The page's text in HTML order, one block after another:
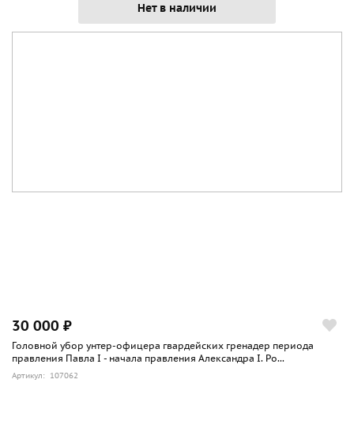
Нет в наличии
30 000 ₽
Головной убор унтер-офицера гвардейских гренадер периода
правления Павла I - начала правления Александра I. Ро...
Артикул: 107062